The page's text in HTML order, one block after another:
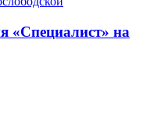
«Специалист» на